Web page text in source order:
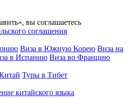
вы соглашаетесь
соглашения
Виза в Южную Корею Виза на
в Испанию Виза во Францию
Туры в Тибет
китайского языка